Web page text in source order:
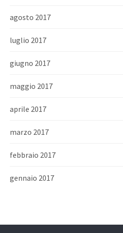
agosto 2017
luglio 2017
giugno 2017
maggio 2017
aprile 2017
marzo 2017
febbraio 2017
gennaio 2017